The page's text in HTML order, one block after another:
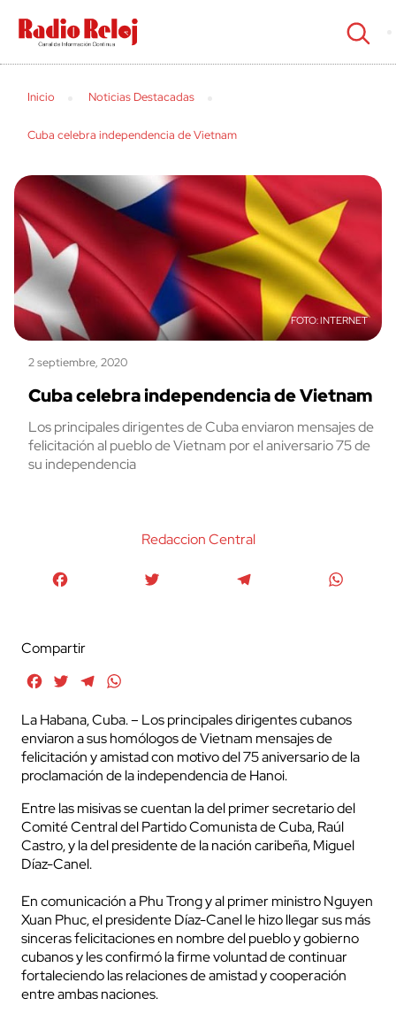
cerrar
Inicio Noticias Destacadas
Cuba celebra independencia de Vietnam
INTERNET
2 septiembre, 2020
Cuba celebra independencia de Vietnam
Los principales dirigentes de Cuba enviaron mensajes de
felicitación al pueblo de Vietnam por el aniversario 75 de
su independencia
Redaccion Central
Compartir
FacebookTwitterTelegram
La Habana, Cuba. – Los principales dirigentes cubanos
enviaron a sus homólogos de Vietnam mensajes de
felicitación y amistad con motivo del 75 aniversario de la
proclamación de la independencia de Hanoi.
Entre las misivas se cuentan la del primer secretario del
Comité Central del Partido Comunista de Cuba, Raúl
Castro, y la del presidente de la nación caribeña, Miguel
Díaz-Canel.
En comunicación a Phu Trong y al primer ministro Nguyen
Xuan Phuc, el presidente Díaz-Canel le hizo llegar sus más
sinceras felicitaciones en nombre del pueblo y gobierno
cubanos y les confirmó la firme voluntad de continuar
fortaleciendo las relaciones de amistad y cooperación
entre ambas naciones.